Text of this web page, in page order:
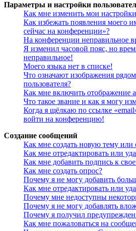
Параметры и настройки
Как мне изменить мои
Как избежать появления моего
сейчас на конференции»?
На конференции неправильное
Я изменил часовой пояс, но
неправильное!
Моего языка нет в списке!
Что означают изображения
пользователя?
Как мне включить отображение
Что такое звание и как я могу
Когда я щёлкаю по ссылке
войти на конференцию!
Создание сообщений
Как мне создать новую тему или
Как мне отредактировать или
Как мне добавить подпись к
Как мне создать опрос?
Почему я не могу добавить
Как мне отредактировать или
Почему мне недоступны
Почему я не могу добавлять
Почему я получил
Как мне пожаловаться на